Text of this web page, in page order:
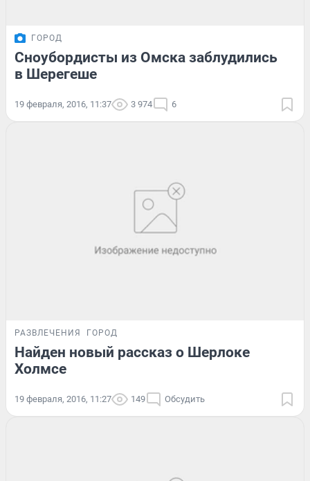
ГОРОД
Сноубордисты из Омска заблудились
в Шерегеше
19 февраля, 2016, 11:37 3 974 6
РАЗВЛЕЧЕНИЯ ГОРОД
Найден новый рассказ о Шерлоке
Холмсе
19 февраля, 2016, 11:27 149 Обсудить